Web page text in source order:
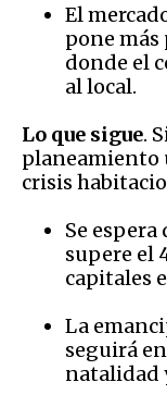
El
pone más
donde el
al local.
Lo que sigue.
planeamiento
crisis
Se
supere el
capitales
La
seguirá
natalidad